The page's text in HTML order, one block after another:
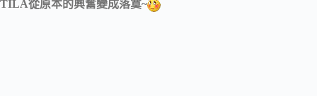
TILA從原本的興奮變成落寞~